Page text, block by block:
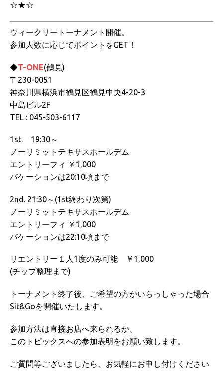
☆★☆
ウィークリートーナメント開催。
参加人数に応じてポイントをGET！
◆T-ONE(鶴見)
〒230-0051
神奈川県横浜市鶴見区鶴見中央4-20-3
中島ビル2F
TEL : 045-503-6117
1st. 19:30～
ノーリミットテキサスホールデム
エントリーフィ ￥1,000
バケーションは20:10頃まで
2nd. 21:30～(1st終わり次第)
ノーリミットテキサスホールデム
エントリーフィ ￥1,000
バケーションは22:10頃まで
リエントリー１人1度のみ可能 ￥1,000
(チップ整理まで)
トーナメント終了後、ご希望の方がいらっしゃった場合
Sit&Goを開催いたします。
参加方法は直接お店へ来られるか、
このトピックスへの参加表明をお願い致します。
ご質問等ございましたら、お気軽にお申し付けください